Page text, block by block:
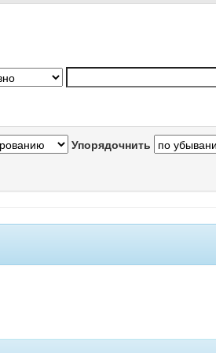
Упорядочнить